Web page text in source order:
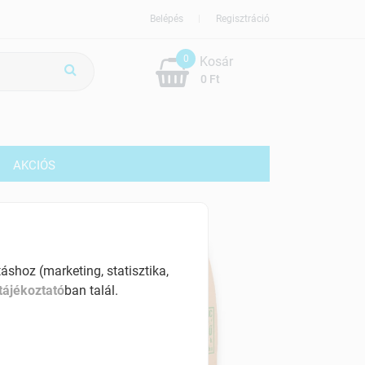
Regisztráció
Belépés
0
0 Ft
Kosár
AKCIÓS
(marketing, statisztika,
ban talál.